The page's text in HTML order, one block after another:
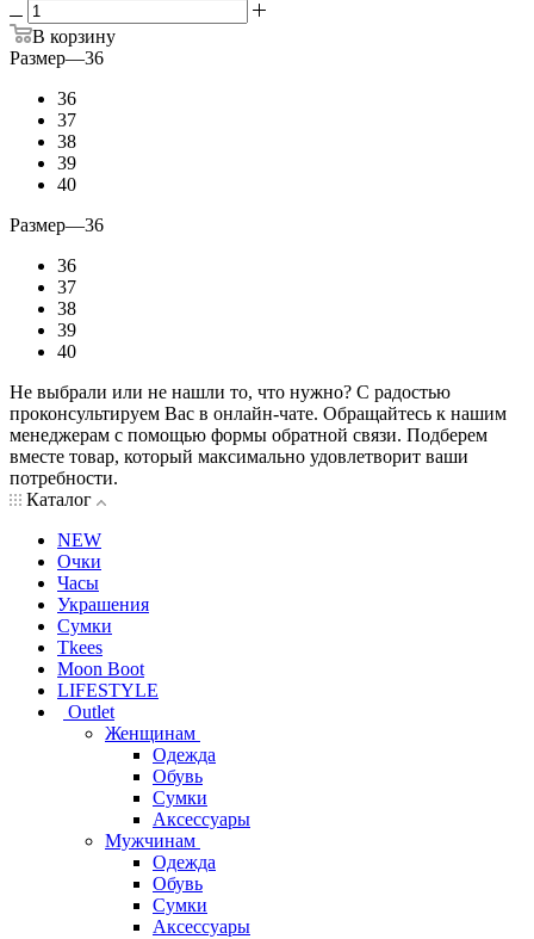
В корзину
Размер—36
36
37
38
39
40
Размер—36
36
37
38
39
40
Не выбрали или не нашли то, что нужно? С радостью
проконсультируем Вас в онлайн-чате. Обращайтесь к нашим
менеджерам с помощью формы обратной связи. Подберем
вместе товар, который максимально удовлетворит ваши
потребности.
Каталог
NEW
Очки
Часы
Украшения
Сумки
Tkees
Moon Boot
LIFESTYLE
Outlet
Женщинам
Одежда
Обувь
Сумки
Аксессуары
Мужчинам
Одежда
Обувь
Сумки
Аксессуары